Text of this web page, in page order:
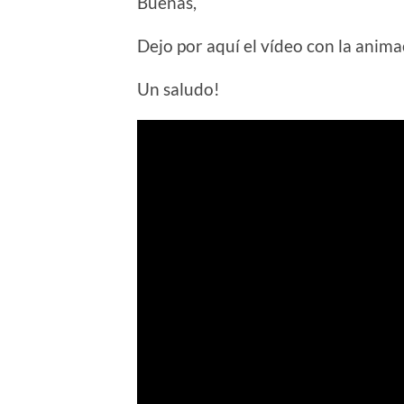
Dejo por aquí el vídeo con la
Un saludo!